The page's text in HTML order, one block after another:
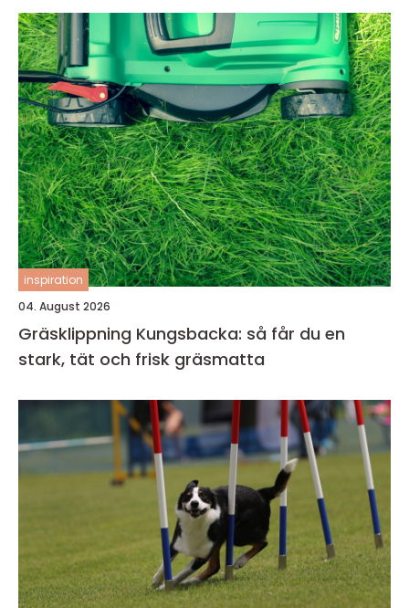
inspiration
04. August 2026
Gräsklippning Kungsbacka: så får du en
stark, tät och frisk gräsmatta